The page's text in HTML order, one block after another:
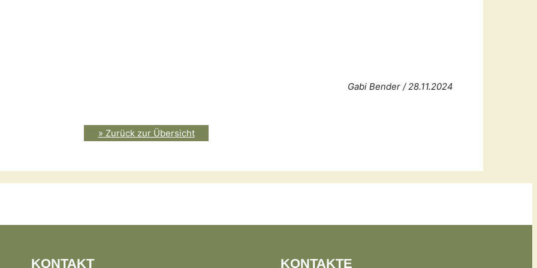
Gabi Bender / 28.11.2024
» Zurück zur Übersicht
KONTAKT KONTAKTE